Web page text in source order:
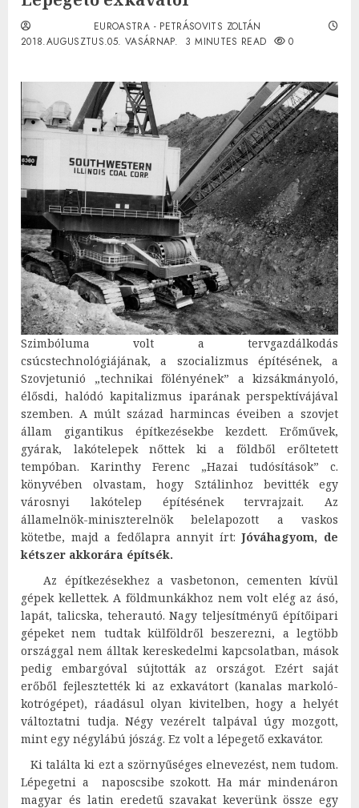
EUROASTRA - PETRÁSOVITS ZOLTÁN
2018.AUGUSZTUS.05. VASÁRNAP.
3 MINUTES READ 0
Szimbóluma volt a tervgazdálkodás
csúcstechnológiájának, a szocializmus építésének, a
Szovjetunió „technikai fölényének” a kizsákmányoló,
élősdi, halódó kapitalizmus iparának perspektívájával
szemben. A múlt század harmincas éveiben a szovjet
állam gigantikus építkezésekbe kezdett. Erőművek,
gyárak, lakótelepek nőttek ki a földből erőltetett
tempóban. Karinthy Ferenc „Hazai tudósítások” c.
könyvében olvastam, hogy Sztálinhoz bevitték egy
városnyi lakótelep építésének tervrajzait. Az
államelnök-miniszterelnök belelapozott a vaskos
kötetbe, majd a fedőlapra annyit írt:Jóváhagyom, de
kétszer akkorára építsék.
Az építkezésekhez a vasbetonon, cementen kívül
gépek kellettek. A földmunkákhoz nem volt elég az ásó,
lapát, talicska, teherautó. Nagy teljesítményű építőipari
gépeket nem tudtak külföldről beszerezni, a legtöbb
országgal nem álltak kereskedelmi kapcsolatban, mások
pedig embargóval sújtották az országot. Ezért saját
erőből fejlesztették ki az exkavátort (kanalas markoló-
kotrógépet), ráadásul olyan kivitelben, hogy a helyét
változtatni tudja. Négy vezérelt talpával úgy mozgott,
mint egy négylábú jószág. Ez volt a lépegető exkavátor.
Ki találta ki ezt a szörnyűséges elnevezést, nem tudom.
Lépegetni a naposcsibe szokott. Ha már mindenáron
magyar és latin eredetű szavakat keverünk össze egy